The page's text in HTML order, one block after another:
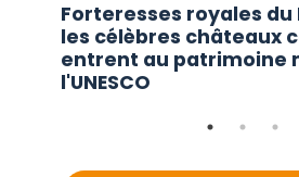
Forteresses royales du
les célèbres châteaux
entrent au patrimoine
l'UNESCO